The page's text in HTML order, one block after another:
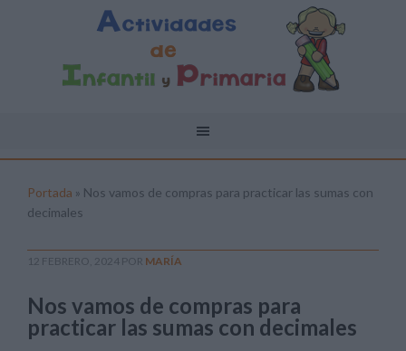
Portada » Nos vamos de compras para practicar las sumas con
decimales
12 FEBRERO, 2024 POR MARÍA
Nos vamos de compras para
practicar las sumas con decimales